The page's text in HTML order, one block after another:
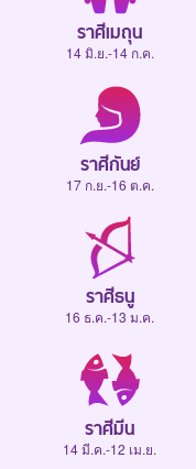
ราศีเมถุน
14 มิ.ย.-14 ก.ค.
ราศีกันย์
17 ก.ย.-16 ต.ค.
ราศีธนู
16 ธ.ค.-13 ม.ค.
ราศีมีน
14 มี.ค.-12 เม.ย.